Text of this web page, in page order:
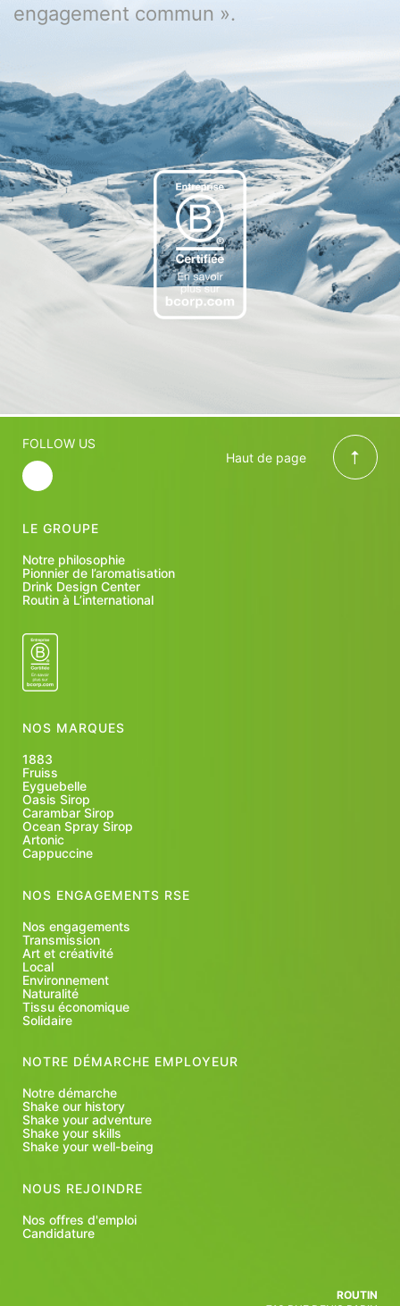
engagement commun ».
FOLLOW US
Haut de page
LE GROUPE
Notre philosophie
Pionnier de l’aromatisation
Drink Design Center
Routin à L’international
NOS MARQUES
1883
Fruiss
Eyguebelle
Oasis Sirop
Carambar Sirop
Ocean Spray Sirop
Artonic
Cappuccine
NOS ENGAGEMENTS RSE
Nos engagements
Transmission
Art et créativité
Local
Environnement
Naturalité
Tissu économique
Solidaire
NOTRE DÉMARCHE EMPLOYEUR
Notre démarche
Shake our history
Shake your adventure
Shake your skills
Shake your well-being
NOUS REJOINDRE
Nos offres d'emploi
Candidature
ROUTIN